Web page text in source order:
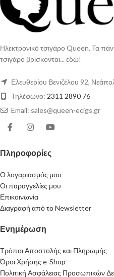
Ηλεκτρονικό τσιγάρο Queen. Τα
τσιγάρο βρίσκονται... εδώ!
Ελευθερίου Βενιζέλου 92,
Τηλέφωνο: 2311 2890 76
Email: sales@queen-ecigs.gr
Πληροφορίες
Ο λογαριασμός μου
Οι παραγγελίες μου
Επικοινωνία
Διαγραφή από το Newsletter
Ενημέρωση
Τρόποι Αποστολής και Πληρωμής
Όροι Χρήσης e-Shop
Πολιτική Ασφάλειας Προσωπικών